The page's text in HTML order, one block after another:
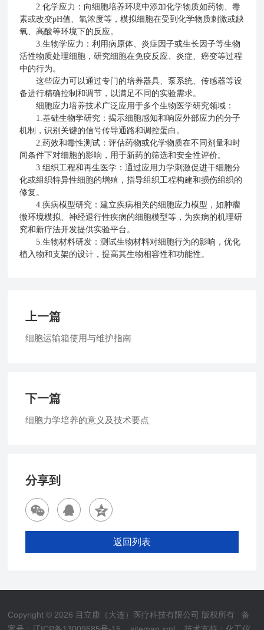
2.化学应力：向细胞培养环境中添加化学物质如药物、毒
素或改变pH值、氧浓度等，模拟细胞在受到化学物质刺激或缺
氧、高酸等环境下的反应。
3.生物学应力：利用病原体、炎症因子或生长因子等生物
活性物质处理细胞，研究细胞在免疫反应、炎症、癌变等过程
中的行为。
这些应力可以通过专门的培养器具、泵系统、传感器等设
备进行精确控制和调节，以满足不同的实验需求。
细胞应力培养技术广泛应用于多个生物医学研究领域：
1.基础生物学研究：揭示细胞感知和响应外部应力的分子
机制，识别关键的信号传导通路和调控蛋白。
2.药效和毒性测试：评估药物或化学物质在不同剂量和时
间条件下对细胞的影响，用于新药的筛选和安全性评价。
3.组织工程和再生医学：通过应用力学刺激促进干细胞分
化或组织特异性细胞的增殖，指导组织工程构建和损伤组织的
修复。
4.疾病模型研究：建立疾病相关的细胞应力模型，如肿瘤
微环境模拟、神经退行性疾病的细胞模型等，为疾病的机理研
究和新疗法开发提供实验平台。
5.生物材料研发：测试生物材料对细胞行为的影响，优化
植入物和支架的设计，提高其生物相容性和功能性。
上一篇
细胞运输箱使用与维护指南
下一篇
细胞力学培养的意义及技术要点
分享到
返回列表
Copyright © 2026 目立康（大连）医疗科技有限公司 版权所有 备